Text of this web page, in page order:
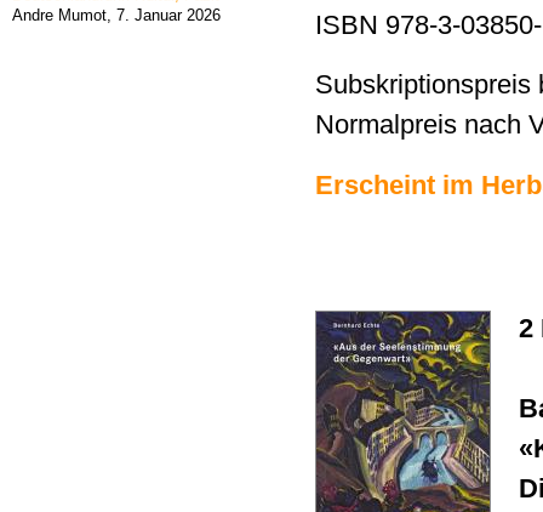
Andre Mumot, 7. Januar 2026
ISBN 978-3-
Subskriptionspreis
Normalpreis nach
Erscheint im
2